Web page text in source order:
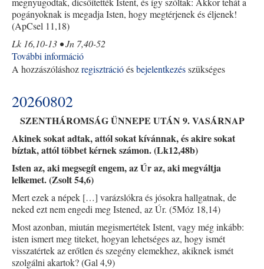
pogányoknak is megadja Isten, hogy megtérjenek és éljenek!
(ApCsel 11,18)
Lk 16,10-13 • Jn 7,40-52
További információ
tartalommal
A hozzászóláshozregisztrációésbejelentkezésszükséges
20260802
SZENTHÁROMSÁG ÜNNEPE UTÁN 9. VASÁRNAP
Akinek sokat adtak, attól sokat kívánnak, és akire sokat
bíztak, attól többet kérnek számon. (Lk12,48b)
Isten az, aki megsegít engem, az Úr az, aki megváltja
lelkemet. (Zsolt 54,6)
Mert ezek a népek […] varázslókra és jósokra hallgatnak, de
neked ezt nem engedi meg Istened, az Úr. (5Móz 18,14)
Most azonban, miután megismertétek Istent, vagy még inkább:
isten ismert meg titeket, hogyan lehetséges az, hogy ismét
visszatértek az erőtlen és szegény elemekhez, akiknek ismét
szolgálni akartok? (Gal 4,9)